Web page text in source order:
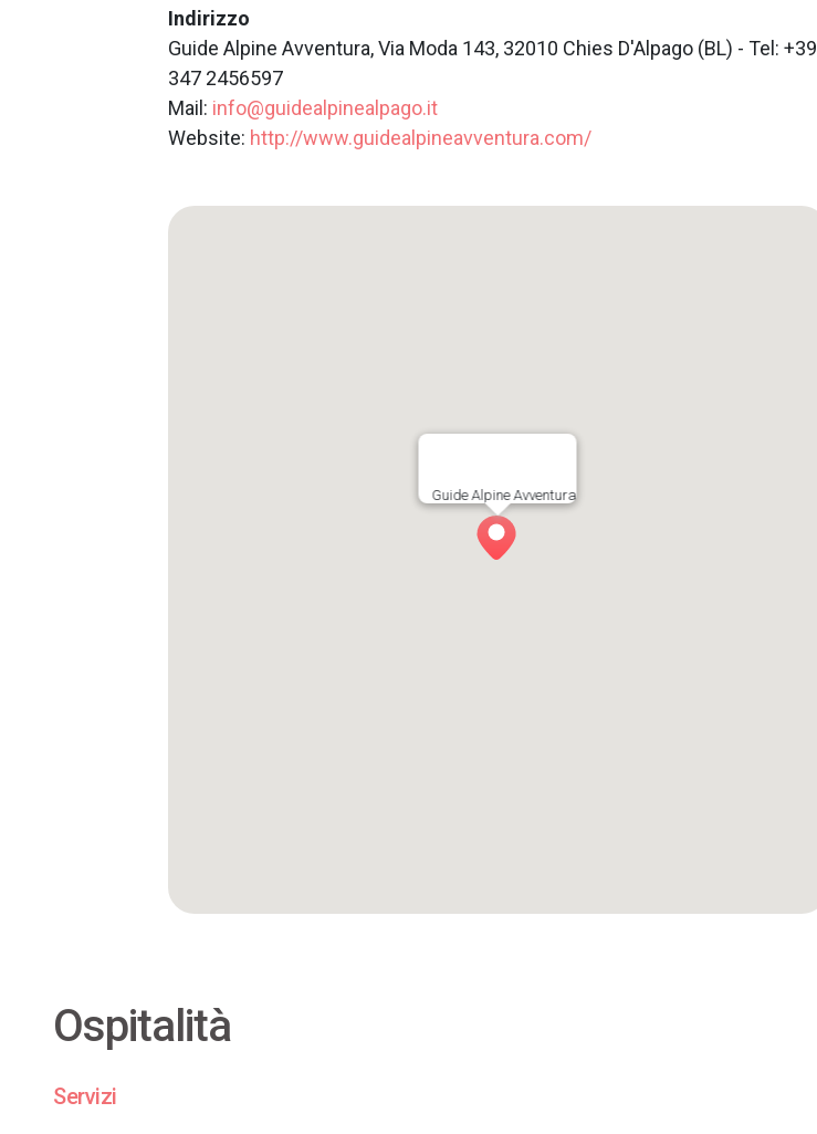
Indirizzo
Guide Alpine Avventura, Via Moda 143, 32010 Chies D'Alpago (BL) - Tel: +39
347 2456597
Mail: info@guidealpinealpago.it
Website: http://www.guidealpineavventura.com/
Guide Alpine Avventura
Ospitalità
Servizi